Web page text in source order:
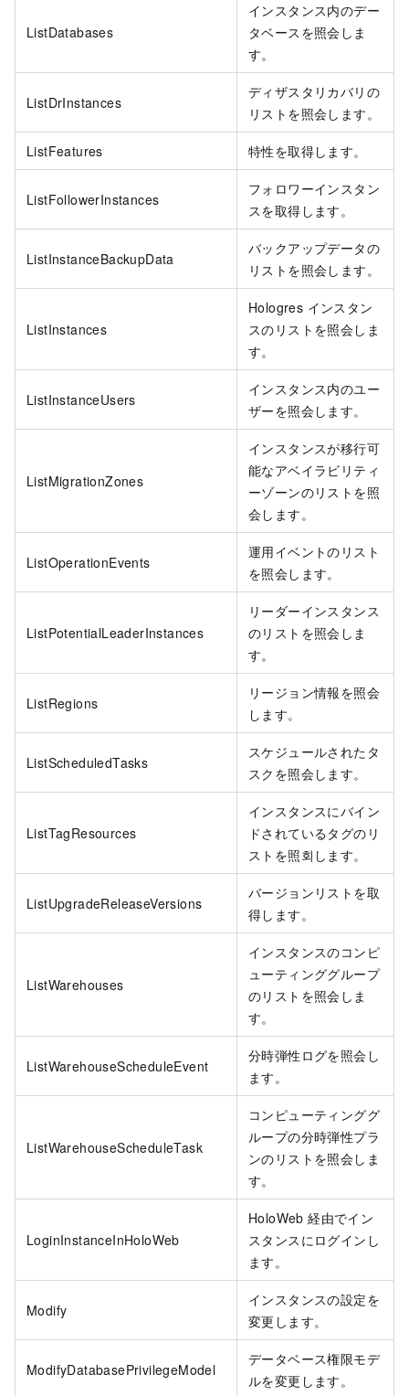
ListDatabases
インスタンス内のデー
タベースを照会しま
す。
ListDrInstances
ディザスタリカバリの
リストを照会します。
ListFeatures 特性を取得します。
ListFollowerInstances
フォロワーインスタン
スを取得します。
ListInstanceBackupData
バックアップデータの
リストを照会します。
ListInstances
Hologres インスタン
スのリストを照会しま
す。
ListInstanceUsers
インスタンス内のユー
ザーを照会します。
ListMigrationZones
インスタンスが移行可
能なアベイラビリティ
ーゾーンのリストを照
会します。
ListOperationEvents
運用イベントのリスト
を照会します。
ListPotentialLeaderInstances
リーダーインスタンス
のリストを照会しま
す。
ListRegions
リージョン情報を照会
します。
ListScheduledTasks
スケジュールされたタ
スクを照会します。
ListTagResources
インスタンスにバイン
ドされているタグのリ
ストを照회します。
ListUpgradeReleaseVersions
バージョンリストを取
得します。
ListWarehouses
インスタンスのコンピ
ューティンググループ
のリストを照会しま
す。
ListWarehouseScheduleEvent
分時弾性ログを照会し
ます。
ListWarehouseScheduleTask
コンピューティンググ
ループの分時弾性プラ
ンのリストを照会しま
す。
LoginInstanceInHoloWeb
HoloWeb 経由でイン
スタンスにログインし
ます。
Modify
インスタンスの設定を
変更します。
ModifyDatabasePrivilegeModel
データベース権限モデ
ルを変更します。